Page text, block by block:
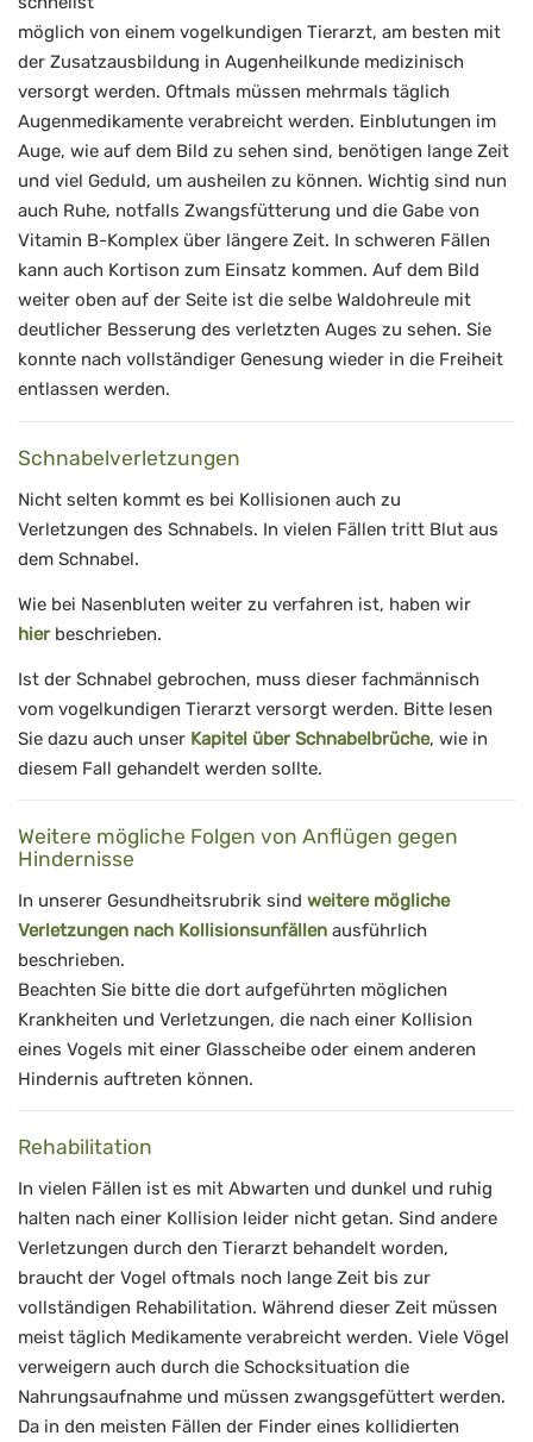
möglich von einem vogelkundigen Tierarzt, am besten mit
der Zusatzausbildung in Augenheilkunde medizinisch
versorgt werden. Oftmals müssen mehrmals täglich
Augenmedikamente verabreicht werden. Einblutungen im
Auge, wie auf dem Bild zu sehen sind, benötigen lange Zeit
und viel Geduld, um ausheilen zu können. Wichtig sind nun
auch Ruhe, notfalls Zwangsfütterung und die Gabe von
Vitamin B-Komplex über längere Zeit. In schweren Fällen
kann auch Kortison zum Einsatz kommen. Auf dem Bild
weiter oben auf der Seite ist die selbe Waldohreule mit
deutlicher Besserung des verletzten Auges zu sehen. Sie
konnte nach vollständiger Genesung wieder in die Freiheit
entlassen werden.
Schnabelverletzungen
Nicht selten kommt es bei Kollisionen auch zu
Verletzungen des Schnabels. In vielen Fällen tritt Blut aus
dem Schnabel.
Wie bei Nasenbluten weiter zu verfahren ist, haben wir
hierbeschrieben.
Ist der Schnabel gebrochen, muss dieser fachmännisch
vom vogelkundigen Tierarzt versorgt werden. Bitte lesen
Sie dazu auch unser Kapitel über Schnabelbrüche, wie in
diesem Fall gehandelt werden sollte.
Weitere mögliche Folgen von Anflügen gegen
Hindernisse
In unserer Gesundheitsrubrik sind weitere mögliche
Verletzungen nach Kollisionsunfällen ausführlich
beschrieben.
Beachten Sie bitte die dort aufgeführten möglichen
Krankheiten und Verletzungen, die nach einer Kollision
eines Vogels mit einer Glasscheibe oder einem anderen
Hindernis auftreten können.
Rehabilitation
In vielen Fällen ist es mit Abwarten und dunkel und ruhig
halten nach einer Kollision leider nicht getan. Sind andere
Verletzungen durch den Tierarzt behandelt worden,
braucht der Vogel oftmals noch lange Zeit bis zur
vollständigen Rehabilitation. Während dieser Zeit müssen
meist täglich Medikamente verabreicht werden. Viele Vögel
verweigern auch durch die Schocksituation die
Nahrungsaufnahme und müssen zwangsgefüttert werden.
Da in den meisten Fällen der Finder eines kollidierten